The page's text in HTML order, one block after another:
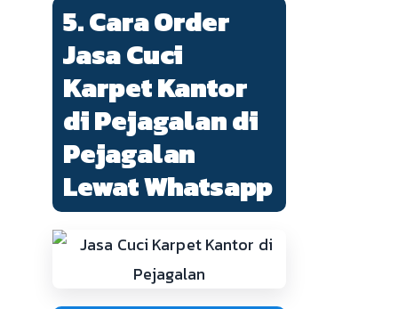
5. Cara Order
Jasa Cuci
Karpet Kantor
di Pejagalan di
Pejagalan
Lewat Whatsapp